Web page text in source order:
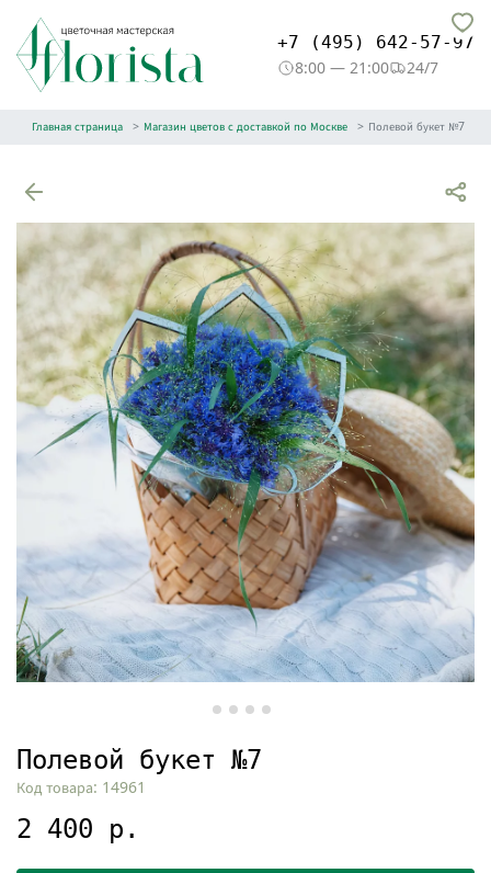
+7 (495) 642-57-97
8:00 — 21:00
24/7
Главная страница Магазин цветов с доставкой по Москве Полевой букет №7
Полевой букет №7
Код товара: 14961
2 400 р.